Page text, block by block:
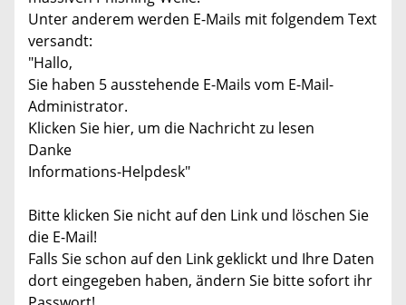
Unter anderem werden E-Mails mit folgendem Text
versandt:
"Hallo,
Sie haben 5 ausstehende E-Mails vom E-Mail-
Administrator.
Klicken Sie hier, um die Nachricht zu lesen
Danke
Informations-Helpdesk"
Bitte klicken Sie nicht auf den Link und löschen Sie
die E-Mail!
Falls Sie schon auf den Link geklickt und Ihre Daten
dort eingegeben haben, ändern Sie bitte sofort ihr